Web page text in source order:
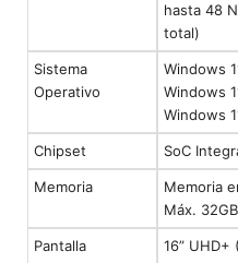
hasta 48
total)
Sistema
Operativo
Windows
Windows
Windows
Chipset SoC
Memoria
Memoria
Máx. 32GB
Pantalla 16”